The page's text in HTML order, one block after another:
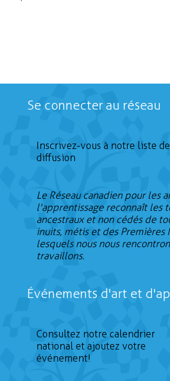
Se connecter au réseau
Inscrivez-vous à notre liste de
diffusion
Le Réseau canadien pour les
l'apprentissage reconnaît les
ancestraux et non cédés de
inuits, métis et des Premières
lesquels nous nous
travaillons.
Événements d'art et
Consultez notre calendrier
national et ajoutez votre
événement!